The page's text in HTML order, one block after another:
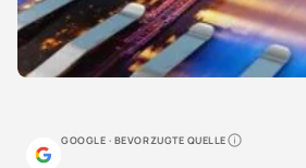
GOOGLE · BEVORZUGTE QUELLEWarum lohnt